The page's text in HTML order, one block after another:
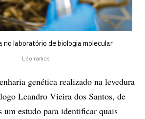
no laboratório de biologia molecular
Léo ramos
genética realizado na levedura
Leandro Vieira dos Santos, de
um estudo para identificar quais